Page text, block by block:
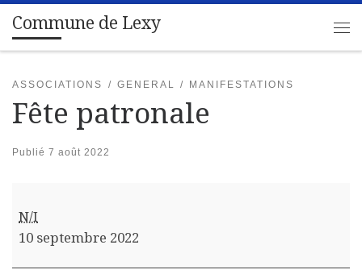
Passer au contenu
Commune de Lexy
ASSOCIATIONS GENERAL MANIFESTATIONS
Fête patronale
Publié 7 août 2022
N/I
10 septembre 2022